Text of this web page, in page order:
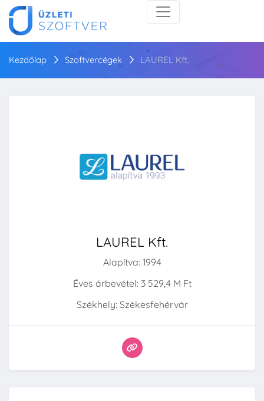
Kezdőlap Szoftvercégek LAUREL Kft.
LAUREL Kft.
Alapítva: 1994
Éves árbevétel: 3 529,4 M Ft
Székhely: Székesfehérvár